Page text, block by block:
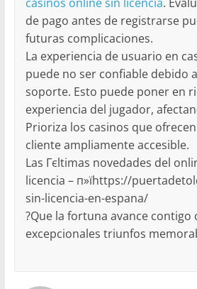
de pago antes de registrarse
futuras complicaciones.
La experiencia de usuario en
puede no ser confiable debido
soporte. Esto puede poner en
experiencia del jugador,
Prioriza los casinos que
cliente ampliamente accesible.
Las Гєltimas novedades del
licencia – п»їhttps://
sin-licencia-en-espana/
?Que la fortuna avance contigo
excepcionales triunfos